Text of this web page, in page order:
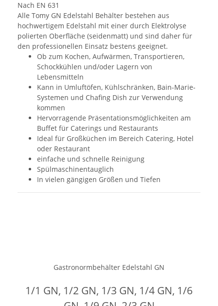
Nach EN 631
Alle Tomy GN Edelstahl Behälter bestehen aus
hochwertigem Edelstahl mit einer durch Elektrolyse
polierten Oberfläche (seidenmatt) und sind daher für
den professionellen Einsatz bestens geeignet.
Ob zum Kochen, Aufwärmen, Transportieren,
Schockkühlen und/oder Lagern von
Lebensmitteln
Kann in Umluftöfen, Kühlschränken, Bain-Marie-
Systemen und Chafing Dish zur Verwendung
kommen
Hervorragende Präsentationsmöglichkeiten am
Buffet für Caterings und Restaurants
Ideal für Großküchen im Bereich Catering, Hotel
oder Restaurant
einfache und schnelle Reinigung
Spülmaschinentauglich
In vielen gängigen Größen und Tiefen
Gastronormbehälter Edelstahl GN
1/1 GN, 1/2 GN, 1/3 GN, 1/4 GN, 1/6